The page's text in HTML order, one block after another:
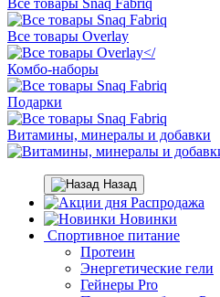
Все товары Snaq Fabriq
Все товары Overlay
Комбо-наборы
Подарки
Витамины, минералы и добавки
Назад
Распродажа
Новинки
Спортивное питание
Протеин
Энергетические гели
Гейнеры Pro